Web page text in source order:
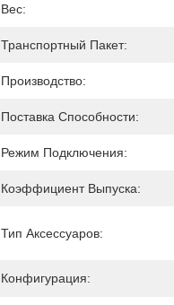
Вес:
Транспортный Пакет:
Производство:
Поставка Способности:
Режим Подключения:
Коэффициент Выпуска:
Тип Аксессуаров:
Конфигурация: